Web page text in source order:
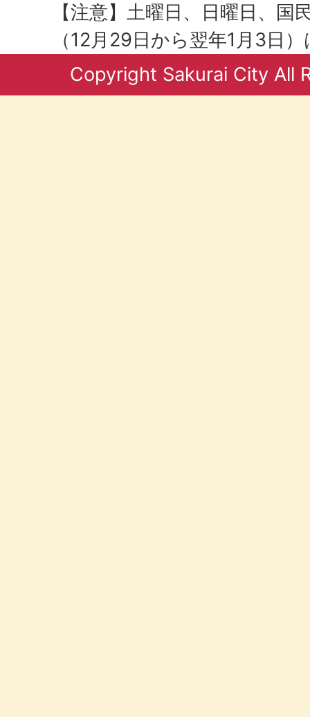
【注意】土曜日、日曜日、国
（12月29日から翌年1月3日
Copyright Sakurai City All